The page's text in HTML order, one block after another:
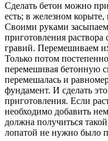
Сделать бетон можно
есть; в железном
Своими руками
приготовления
гравий. Перемешиваем
Только потом
перемешивая бетонную
перемешалась и
фундамент. И сделать
приготовления. Если
необходимо добавить
должна получиться
лопатой не нужно было